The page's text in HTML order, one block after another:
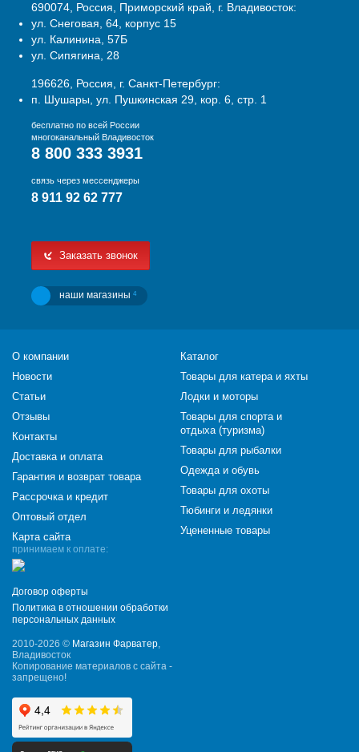
690074, Россия, Приморский край, г. Владивосток:
ул. Снеговая, 64, корпус 15
ул. Калинина, 57Б
ул. Сипягина, 28
196626, Россия, г. Санкт-Петербург:
п. Шушары, ул. Пушкинская 29, кор. 6, стр. 1
бесплатно по всей России
многоканальный Владивосток
8 800 333 3931
связь через мессенджеры
8 911 92 62 777
Заказать звонок
наши магазины 4
принимаем к оплате:
Договор оферты
Политика в отношении обработки
персональных данных
2010-2026 © Магазин Фарватер,
Владивосток
Копирование материалов с сайта -
запрещено!
О компании
Новости
Статьи
Отзывы
Контакты
Доставка и оплата
Гарантия и возврат товара
Рассрочка и кредит
Оптовый отдел
Карта сайта
Каталог
Товары для катера и яхты
Лодки и моторы
Товары для спорта и
отдыха (туризма)
Товары для рыбалки
Одежда и обувь
Товары для охоты
Тюбинги и ледянки
Уцененные товары